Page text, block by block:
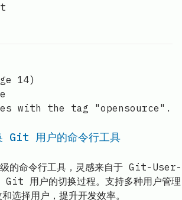
14)
with the tag "opensource".
Git 用户的命令行工具
的命令行工具，灵感来自于 Git-User-
用户的切换过程。支持多种用户管理
选择用户，提升开发效率。